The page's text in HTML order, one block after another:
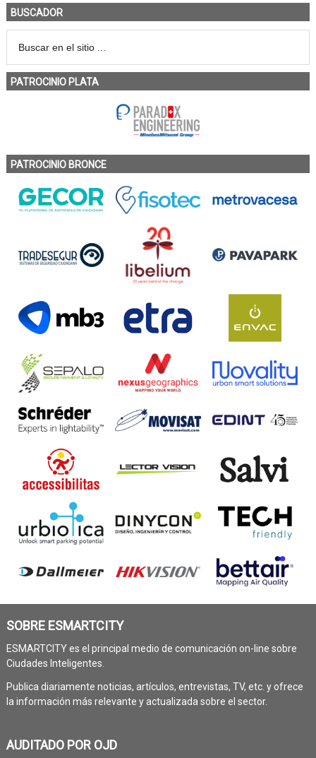
BUSCADOR
PATROCINIO PLATA
PATROCINIO BRONCE
SOBRE ESMARTCITY
ESMARTCITY es el principal medio de comunicación on-line sobre
Ciudades Inteligentes.
Publica diariamente noticias, artículos, entrevistas, TV, etc. y ofrece
la información más relevante y actualizada sobre el sector.
AUDITADO POR OJD